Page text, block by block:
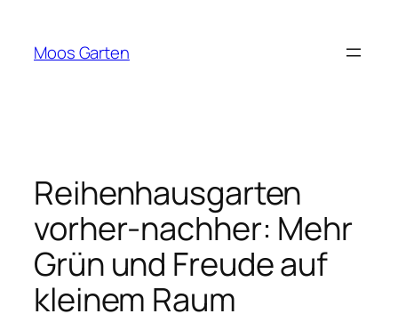
springen
Moos Garten
Reihenhausgarten
vorher-nachher: Mehr
Grün und Freude auf
kleinem Raum